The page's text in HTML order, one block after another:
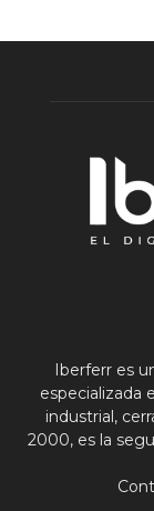
Iberferr es
especializada
industrial,
2000, es la